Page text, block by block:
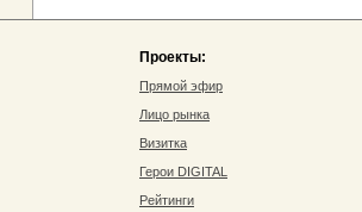
Проекты:
Прямой эфир
Лицо рынка
Визитка
Герои DIGITAL
Рейтинги